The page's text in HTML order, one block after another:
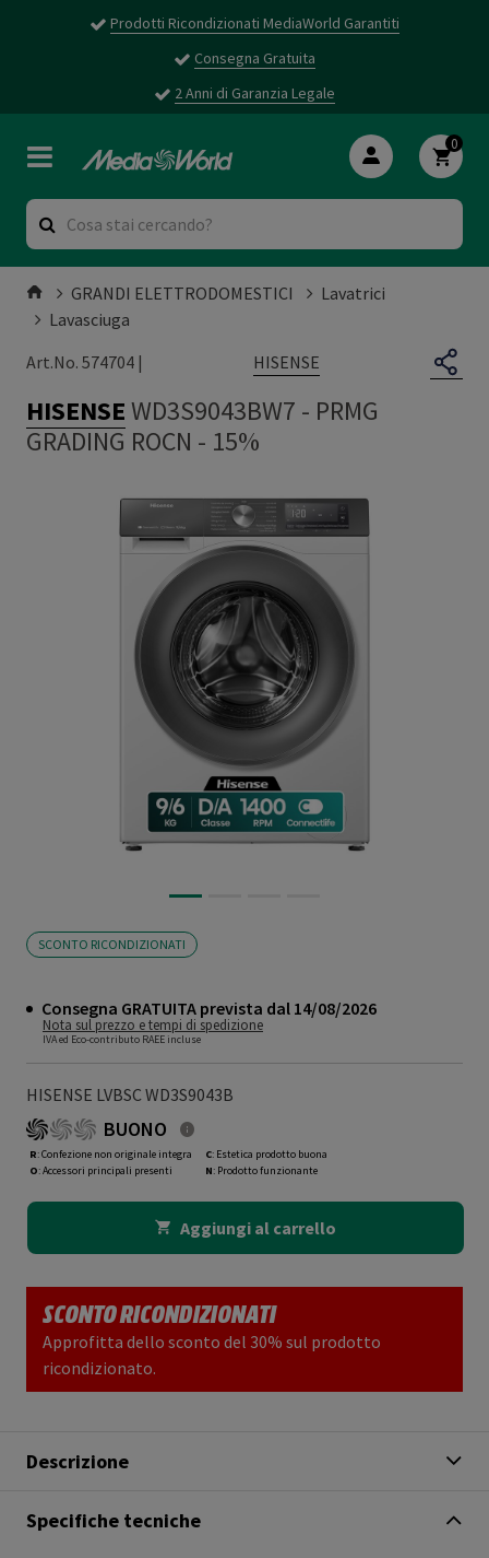
Prodotti Ricondizionati MediaWorld Garantiti
Consegna Gratuita
2 Anni di Garanzia Legale
0
GRANDI ELETTRODOMESTICI
Lavatrici
Lavasciuga
Art.No. 574704 |
HISENSE
HISENSEWD3S9043BW7 - PRMG
GRADING ROCN - 15%
SCONTO RICONDIZIONATI
Consegna GRATUITA prevista dal 14/08/2026
Nota sul prezzo e tempi di spedizione
IVA ed Eco-contributo RAEE incluse
HISENSE LVBSC WD3S9043B
BUONO
R: Confezione non originale integra
O: Accessori principali presenti
C: Estetica prodotto buona
N: Prodotto funzionante
Aggiungi al carrello
SCONTO RICONDIZIONATI
Approfitta dello sconto del 30% sul prodotto
ricondizionato.
Descrizione
Specifiche tecniche